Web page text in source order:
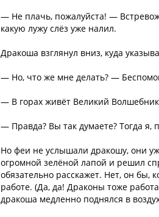
— Не плачь, пожалуйста! —
какую лужу слёз уже налил.
Дракоша взглянул вниз, куда
— Но, что же мне делать? —
— В горах живёт Великий
— Правда? Вы так думаете? Тогда я,
Но феи не услышали дракошу, они
огромной зелёной лапой и решил
обязательно расскажет. Нет, он бы,
работе. (Да, да! Драконы тоже
дракоша медленно поднялся в